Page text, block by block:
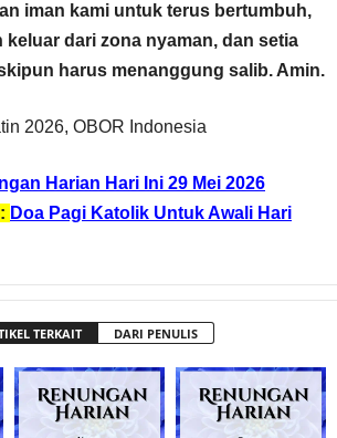
iman kami untuk terus bertumbuh,
keluar dari zona nyaman, dan setia
harus menanggung salib. Amin.
2026, OBOR Indonesia
Harian Hari Ini 29 Mei 2026
Doa Pagi Katolik Untuk Awali Hari
TERKAIT DARI PENULIS